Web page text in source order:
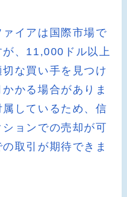
イアは国際市場で
、11,000ドル以上
な買い手を見つけ
かる場合がありま
しているため、信
ョンでの売却が可
取引が期待できま